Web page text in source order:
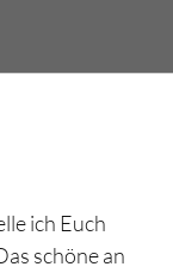
ich Euch
schöne an